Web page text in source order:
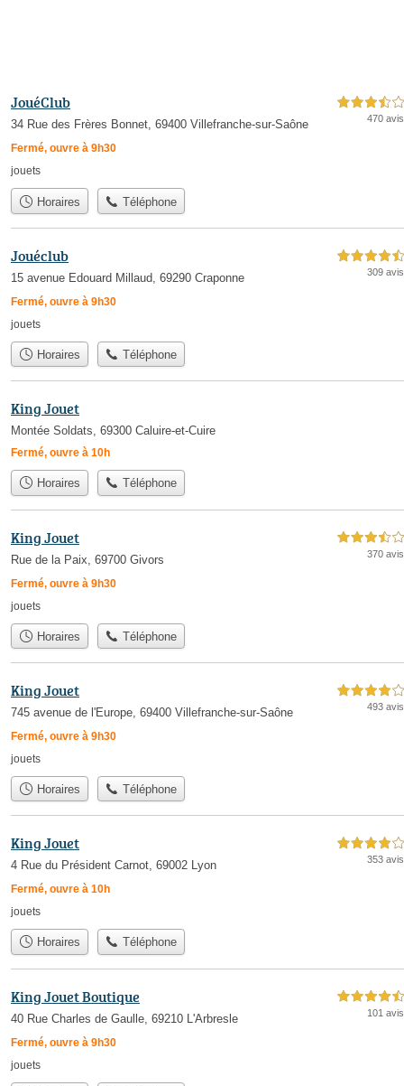
JouéClub
34 Rue des Frères Bonnet, 69400 Villefranche-sur-Saône
Fermé, ouvre à 9h30
3,5 étoiles sur 5
470 avis
jouets
Horaires Téléphone
Jouéclub
15 avenue Edouard Millaud, 69290 Craponne
Fermé, ouvre à 9h30
4,5 étoiles sur 5
309 avis
jouets
Horaires Téléphone
King Jouet
Montée Soldats, 69300 Caluire-et-Cuire
Fermé, ouvre à 10h
Horaires Téléphone
King Jouet
Rue de la Paix, 69700 Givors
Fermé, ouvre à 9h30
3,5 étoiles sur 5
370 avis
jouets
Horaires Téléphone
King Jouet
745 avenue de l'Europe, 69400 Villefranche-sur-Saône
Fermé, ouvre à 9h30
4,0 étoiles sur 5
493 avis
jouets
Horaires Téléphone
King Jouet
4 Rue du Président Carnot, 69002 Lyon
Fermé, ouvre à 10h
4,0 étoiles sur 5
353 avis
jouets
Horaires Téléphone
King Jouet Boutique
40 Rue Charles de Gaulle, 69210 L'Arbresle
Fermé, ouvre à 9h30
4,5 étoiles sur 5
101 avis
jouets